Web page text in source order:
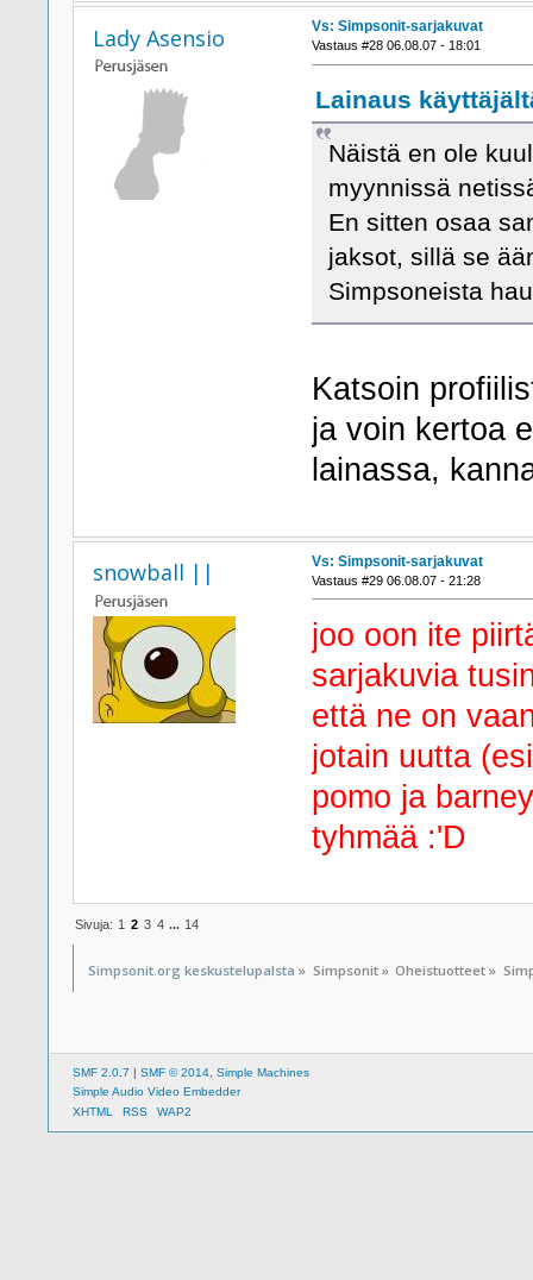
Lady Asensio Vs: Simpsonit-sarjakuvat
Vastaus #28 06.08.07 - 18:01
Lainaus
Näistä en ole
myynnissä
En sitten osaa
jaksot, sillä se
Simpsoneista
Katsoin
ja voin kertoa
lainassa,
snowball || Vs: Simpsonit-sarjakuvat
Vastaus #29 06.08.07 - 21:28
joo oon ite
sarjakuvia
että ne on
jotain uutta
pomo ja
tyhmää :'D
Sivuja: 1 2 3 4 ... 14
Simpsonit.org keskustelupalsta » Simpsonit» Oheistuotteet »
SMF 2.0.7 | SMF © 2014, Simple Machines
Simple Audio Video Embedder
XHTML
RSS WAP2